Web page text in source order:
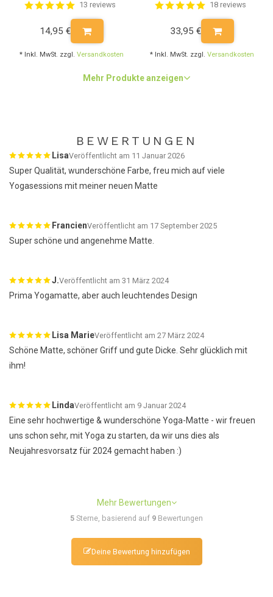
13 reviews
14,95 €
* Inkl. MwSt. zzgl. Versandkosten
18 reviews
33,95 €
* Inkl. MwSt. zzgl. Versandkosten
Mehr Produkte anzeigen
BEWERTUNGEN
LisaVeröffentlicht am 11 Januar 2026
Super Qualität, wunderschöne Farbe, freu mich auf viele
Yogasessions mit meiner neuen Matte
FrancienVeröffentlicht am 17 September 2025
Super schöne und angenehme Matte.
J.Veröffentlicht am 31 März 2024
Prima Yogamatte, aber auch leuchtendes Design
Lisa MarieVeröffentlicht am 27 März 2024
Schöne Matte, schöner Griff und gute Dicke. Sehr glücklich mit
ihm!
LindaVeröffentlicht am 9 Januar 2024
Eine sehr hochwertige & wunderschöne Yoga-Matte - wir freuen
uns schon sehr, mit Yoga zu starten, da wir uns dies als
Neujahresvorsatz für 2024 gemacht haben :)
Mehr Bewertungen
5 Sterne, basierend auf 9 Bewertungen
Deine Bewertung hinzufügen